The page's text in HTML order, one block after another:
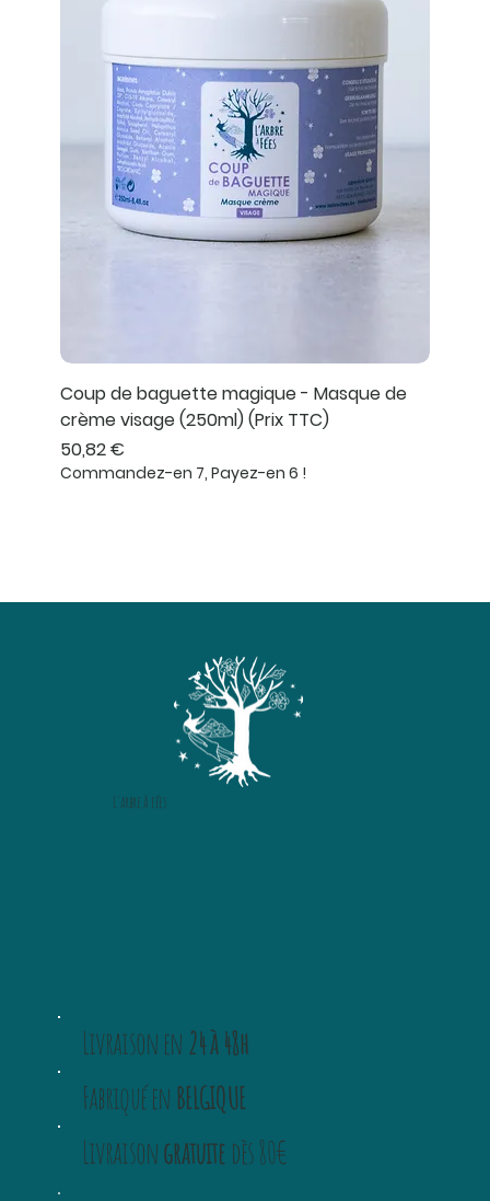
Coup de baguette magique - Masque de
crème visage (250ml) (Prix TTC)
Prix
50,82 €
Commandez-en 7, Payez-en 6 !
Livraison en 24 à 48h
Fabriqué en BELGIQUE
Livraisongratuite dès 80€
L'arbre à fées